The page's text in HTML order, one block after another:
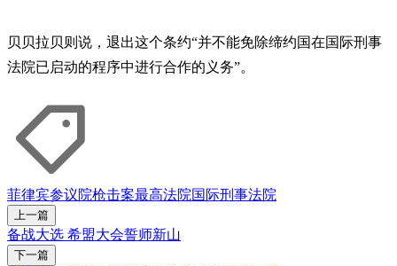
贝贝拉贝则说，退出这个条约“并不能免除缔约国在国际刑事
法院已启动的程序中进行合作的义务”。
菲律宾参议院枪击案最高法院国际刑事法院
上一篇
备战大选 希盟大会誓师新山
下一篇